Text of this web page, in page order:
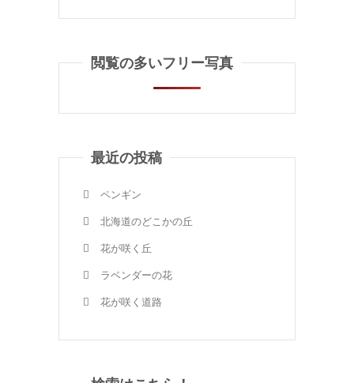
閲覧の多いフリー写真
最近の投稿
ペンギン
北海道のどこかの丘
花が咲く丘
ラベンダーの花
花が咲く道路